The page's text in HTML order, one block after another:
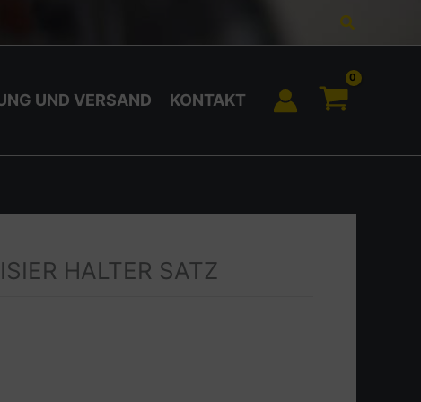
Suchen
UND VERSAND KONTAKT
HALTER SATZ